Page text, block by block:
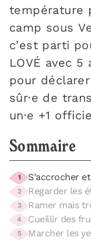
Sommaire
1 S’accrocher
2 Regarder les
3 Ramer mais
4 Cueillir des
5
Marcher les
température
camp sous
c’est parti
LOVÉ avec
pour
sûr·e de
un·e +1